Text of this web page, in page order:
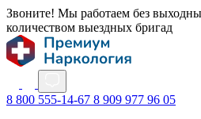
Звоните! Мы работаем без
количеством выездных бригад
8 800 555-14-67 8 909 977 96 05